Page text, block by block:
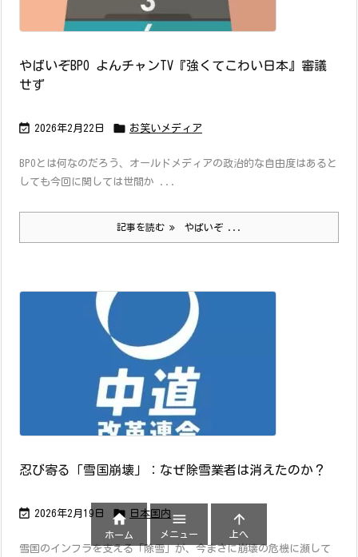
やばいぞBPO よんチャンTV『強くてこわい日本』審議
せず
 2026年2月22日  お笑いメディア
BPOとは何なのだろう、オールドメディアの政治的な自由度はあると
しても今回に関しては世間か ...
記事を読む やばいぞ ...
忍び寄る「雪国崩壊」：なぜ除雪業者は消えたのか？
 2026年2月19日  日本国内
雪国のインフラを支える「除雪」が、今まさに崩壊の危機に瀕して

ホーム

メニュー

上へ